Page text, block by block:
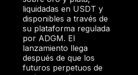
liquidadas en USDT y
disponibles a través de
su plataforma regulada
por ADGM. El
lanzamiento llega
después de que los
futuros perpetuos de